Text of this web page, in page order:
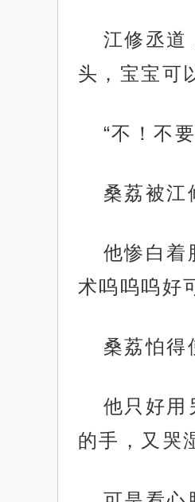
江修丞道
头，宝宝可
“不！不
桑荔被江
他惨白着
术呜呜呜
桑荔怕得
他只好用
的手，又哭